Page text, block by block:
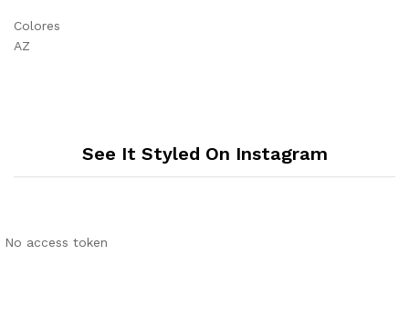
Colores
AZ
See It Styled On Instagram
No access token